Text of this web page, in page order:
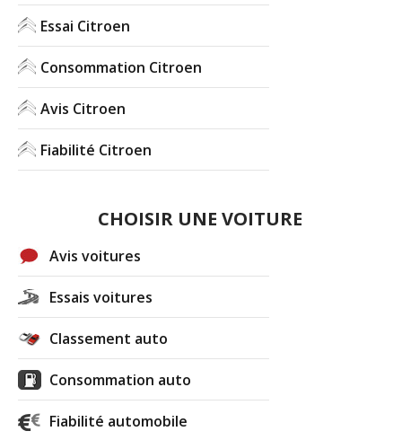
Essai Citroen
Consommation Citroen
Avis Citroen
Fiabilité Citroen
CHOISIR UNE VOITURE
Avis voitures
Essais voitures
Classement auto
Consommation auto
Fiabilité automobile